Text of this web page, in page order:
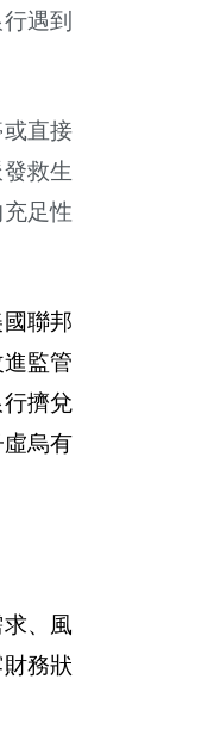
遇到
直接
救生
足性
聯邦
監管
擠兌
烏有
、風
務狀